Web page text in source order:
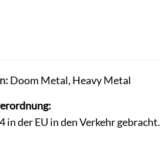
Doom Metal, Heavy Metal
der EU in den Verkehr gebracht.